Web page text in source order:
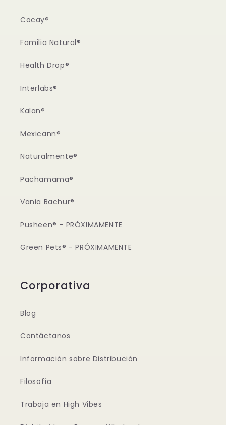
Cocay®
Familia Natural®
Health Drop®
Interlabs®
Kalan®
Mexicann®
Naturalmente®
Pachamama®
Vania Bachur®
Pusheen® - PRÓXIMAMENTE
Green Pets® - PRÓXIMAMENTE
Corporativa
Blog
Contáctanos
Información sobre Distribución
Filosofía
Trabaja en High Vibes